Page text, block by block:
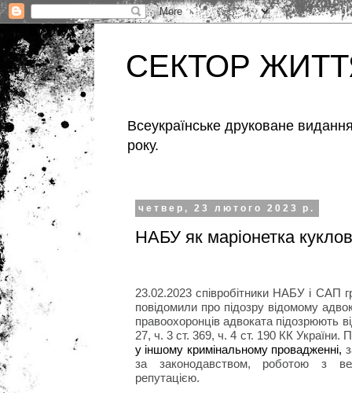
СЕКТОР
Всеукраїнське друковане
року.
четвер, 23 лютого 2023 р.
НАБУ як маріонетка
23.02.2023 співробітники НАБУ і САП
повідомили про підозру відомому
правоохоронців адвоката підозрюють
27, ч. 3 ст. 369, ч. 4 ст. 190 КК України.
у іншому кримінальному провадженні,
за законодавством, роботою з
репутацією.